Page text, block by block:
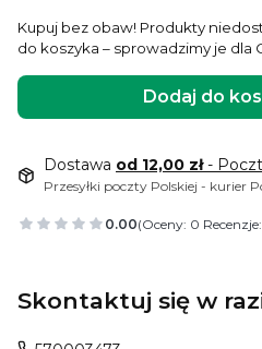
Kupuj bez obaw! Produkty
do koszyka – sprowadzimy je dla
Dodaj do
Dostawa od 12,00 zł-
Przesyłki poczty Polskiej - kurier
0.00(Oceny: 0
Skontaktuj się w